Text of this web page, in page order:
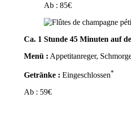
Ab : 85€
Ca. 1 Stunde 45 Minuten auf
Menü : Appetitanreger,
Getränke : Eingeschlossen*
Ab : 59€